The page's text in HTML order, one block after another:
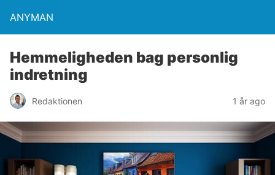
ANYMAN
Hemmeligheden bag personlig
indretning
Redaktionen 1 år ago